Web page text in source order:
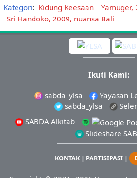
Kategori: Kidung Keesaan
Yamuger,
Sri Handoko, 2009, nuansa Bali
Ikuti Kami:
sabda_ylsa
Yayasan
sabda_ylsa
SABDA Alkitab
Slideshare
KONTAK| PARTISIPASI|